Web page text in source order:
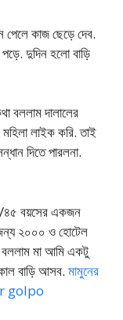
কাজ ছেড়ে দেব.
দুদিন হলো বাড়ি
বললাম দালালের
লাইক করি. তাই
দিতে পারলনা.
৪৫ বয়সের একজন
জন্য ২০০০ ও হোটেল
মা আমি একটু
বাড়ি আসব. মামুনের
golpo